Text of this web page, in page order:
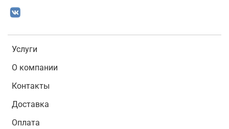
Услуги
О компании
Контакты
Доставка
Оплата